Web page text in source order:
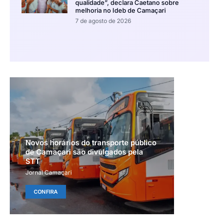
qualidade”, declara Caetano sobre
melhoria no Ideb de Camaçari
7 de agosto de 2026
Novos horários do transporte público
de Camaçari são divulgados pela
STT
Jornal Camaçari
CONFIRA